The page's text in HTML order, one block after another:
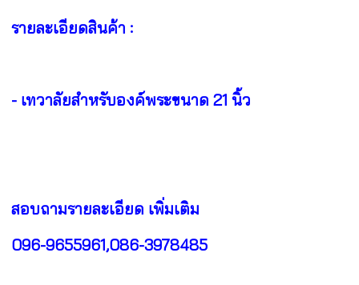
รายละเอียดสินค้า :
- เทวาลัยสำหรับองค์พระขนาด 21 นิ้ว
สอบถามรายละเอียด เพิ่มเติม
096-9655961,086-3978485